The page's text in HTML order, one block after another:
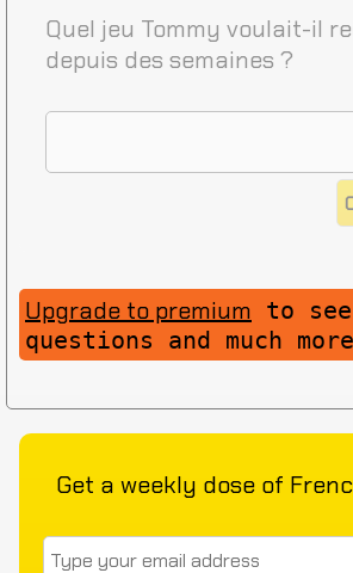
Quel jeu Tommy voulait-il
depuis des semaines ?
Upgrade to premium to see
questions and much
Get a weekly dose of